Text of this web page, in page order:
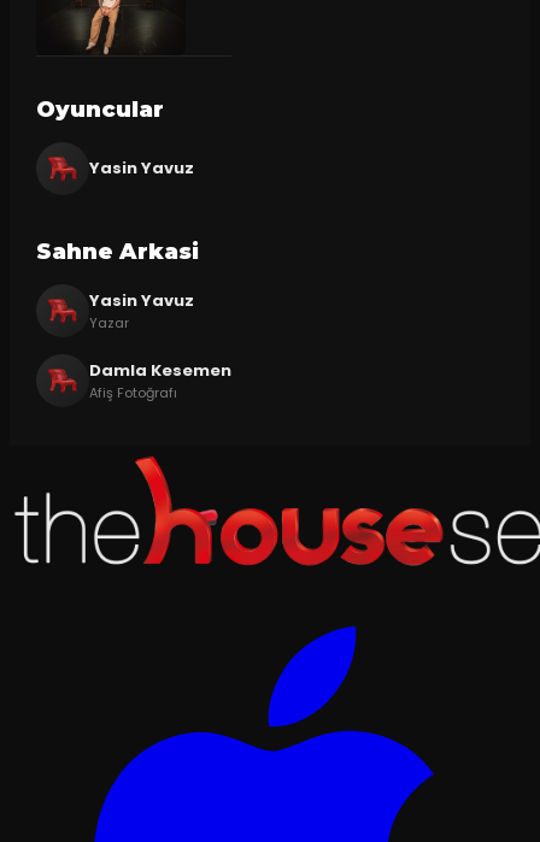
Oyuncular
Yasin Yavuz
Sahne Arkasi
Yasin Yavuz
Yazar
Damla Kesemen
Afiş Fotoğrafı